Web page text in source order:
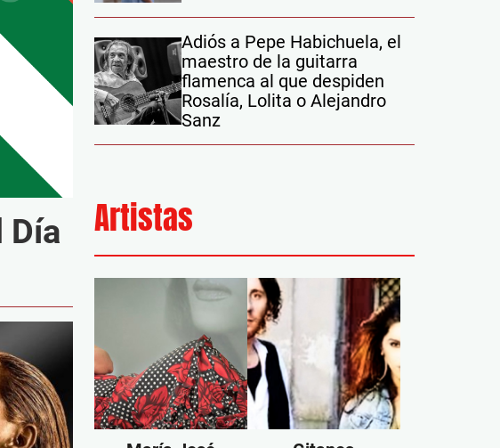
Día
Adiós a Pepe Habichuela, el
maestro de la guitarra
flamenca al que despiden
Rosalía, Lolita o Alejandro
Sanz
Artistas